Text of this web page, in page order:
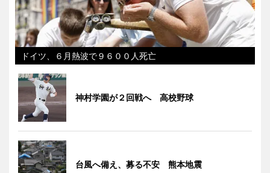
ドイツ、６月熱波で９６００人死亡
神村学園が２回戦へ 高校野球
台風へ備え、募る不安 熊本地震